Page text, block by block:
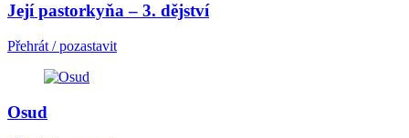
Její pastorkyňa – 3. dějství
Přehrát / pozastavit
Osud